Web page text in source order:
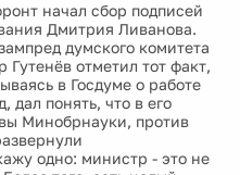
начал сбор подписей
Дмитрия Ливанова.
думского комитета
отметил тот факт,
в Госдуме о работе
дал понять, что в его
Минобрнауки, против
одно: министр - это не